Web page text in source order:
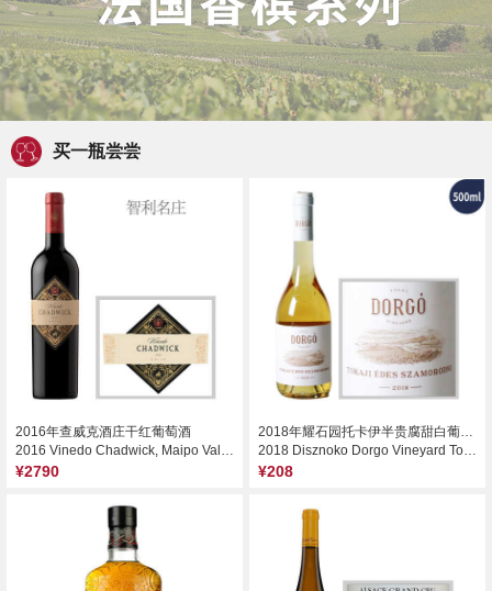
买一瓶尝尝
2016年查威克酒庄干红葡萄酒
2016 Vinedo Chadwick, Maipo Valley, Chile
¥2790
2018年耀石园托卡伊半贵腐甜白葡萄酒（500ml）
2018 Disznoko Dorgo Vineyard Tokaji Edes Szamorodni, Tokaj, Hungary
¥208